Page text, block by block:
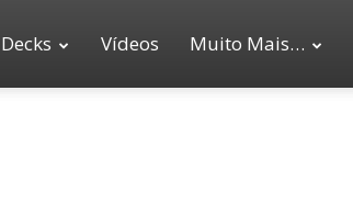
Decks Vídeos Muito Mais…